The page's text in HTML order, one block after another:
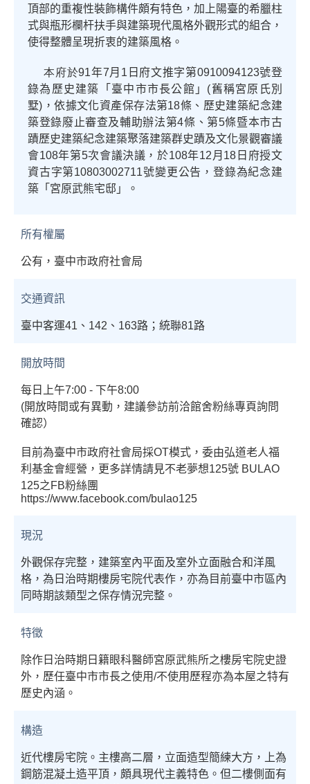
頂部的重複性裝飾構件頗有特色，加上陽臺的希臘柱
式與瓶形欄杆扶手與建築現代風格外觀形式的組合，
使得整體呈現折衷的建築風格。
本府於91年7月 1 日府文推字第0910094123號登
錄為歷史建築「臺中市市長公館」 (舊稱宮原氏別
墅) ，依據文化資產保存法第18條、歷史建築紀念建
築登錄廢止審查及輔助辦法第4條、第5條暨本市古
蹟歷史建築紀念建築聚落建築群史蹟及文化景觀審議
會108年第5次會議決議，於108年12月18日府授文
資古字第10803002711號變更公告，登錄為紀念建
築「宮原武熊宅邸」。
所有權屬
公有，臺中市政府社會局
交通資訊
臺中客運41、142、163路；統聯81路
開放時間
每日上午7:00 - 下午8:00
(開放時間或有異動，建議參訪前洽館舍粉絲專頁詢問
確認）
目前為臺中市政府社會局採OT模式，委由弘道老人福
利基金會經營，更多詳情請見不老夢想125號 BULAO
125之FB粉絲團
https://www.facebook.com/bulao125
現況
外觀保存完整，建築室內平面及室外立面融合和洋風
格，為日治時期樓房宅院代表作，亦為目前臺中市區內
同時期該類型之保存情況完整。
特徵
除作日治時期日籍眼科醫師宮原武熊所之樓房宅院史證
外，歷任臺中市市長之使用/不使用歷程亦為本屋之特有
歷史內涵。
構造
近代樓房宅院。主樓高二層，立面造型簡練大方，上為
鋼筋混凝土造平頂，頗具現代主義特色。但二樓側面有